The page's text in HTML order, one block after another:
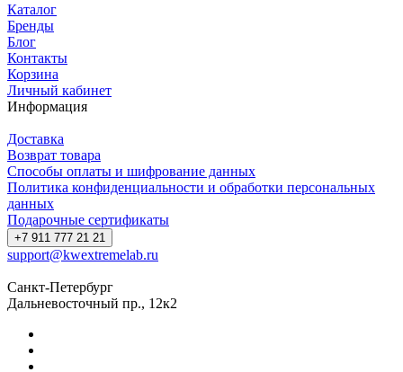
Каталог
Бренды
Блог
Контакты
Корзина
Личный кабинет
Информация
Доставка
Возврат товара
Способы оплаты и шифрование данных
Политика конфиденциальности и обработки персональных
данных
Подарочные сертификаты
+7 911 777 21 21
support@kwextremelab.ru
Санкт-Петербург
Дальневосточный пр., 12к2